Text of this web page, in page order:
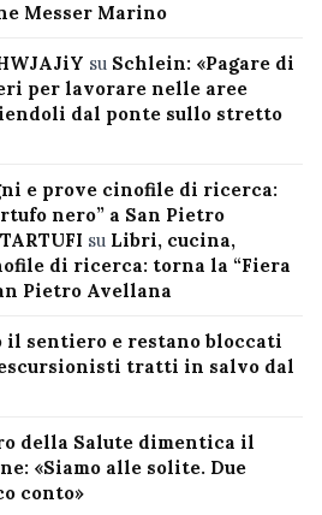
Messer Marino
su Schlein: «Pagare di
per lavorare nelle aree
dal ponte sullo stretto
e prove cinofile di ricerca:
nero” a San Pietro
su Libri, cucina,
di ricerca: torna la “Fiera
Pietro Avellana
il sentiero e restano bloccati
tratti in salvo dal
della Salute dimentica il
«Siamo alle solite. Due
conto»